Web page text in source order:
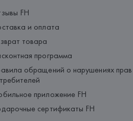
FH
и оплата
товара
программа
обращений о нарушениях прав
приложение FH
сертификаты FH